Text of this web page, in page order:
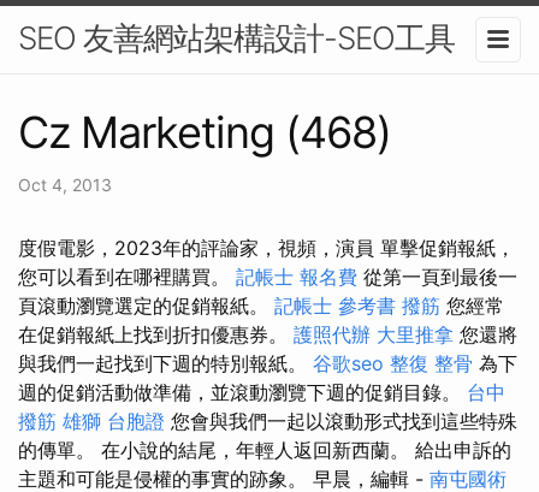
SEO 友善網站架構設計-SEO工具
Cz Marketing (468)
Oct 4, 2013
度假電影，2023年的評論家，視頻，演員 單擊促銷報紙，
您可以看到在哪裡購買。 記帳士 報名費 從第一頁到最後一
頁滾動瀏覽選定的促銷報紙。 記帳士 參考書 撥筋 您經常
在促銷報紙上找到折扣優惠券。 護照代辦 大里推拿 您還將
與我們一起找到下週的特別報紙。 谷歌seo 整復 整骨 為下
週的促銷活動做準備，並滾動瀏覽下週的促銷目錄。 台中
撥筋 雄獅 台胞證 您會與我們一起以滾動形式找到這些特殊
的傳單。 在小說的結尾，年輕人返回新西蘭。 給出申訴的
主題和可能是侵權的事實的跡象。 早晨，編輯 - 南屯國術